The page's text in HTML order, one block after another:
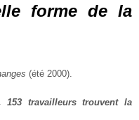
forme de la
(été 2000).
153 travailleurs trouvent la